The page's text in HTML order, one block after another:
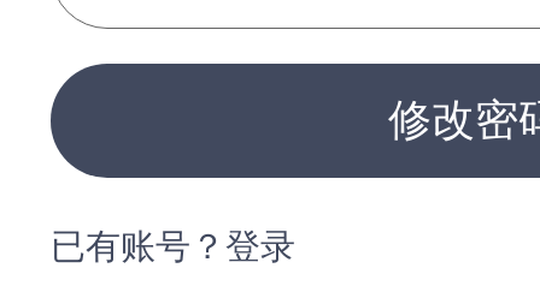
修改密
已有账号？登录